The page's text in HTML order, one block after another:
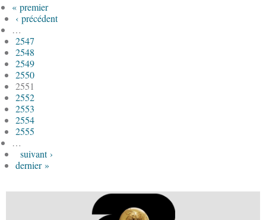
« premier
‹ précédent
…
2547
2548
2549
2550
2551
2552
2553
2554
2555
…
suivant ›
dernier »